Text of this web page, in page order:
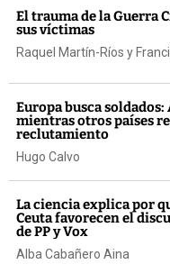
El trauma de la Guerra
sus víctimas
Raquel Martín-Ríos y
Europa busca
mientras otros países
reclutamiento
Hugo Calvo
La ciencia explica por
Ceuta favorecen el
de PP y Vox
Alba Cabañero Aina